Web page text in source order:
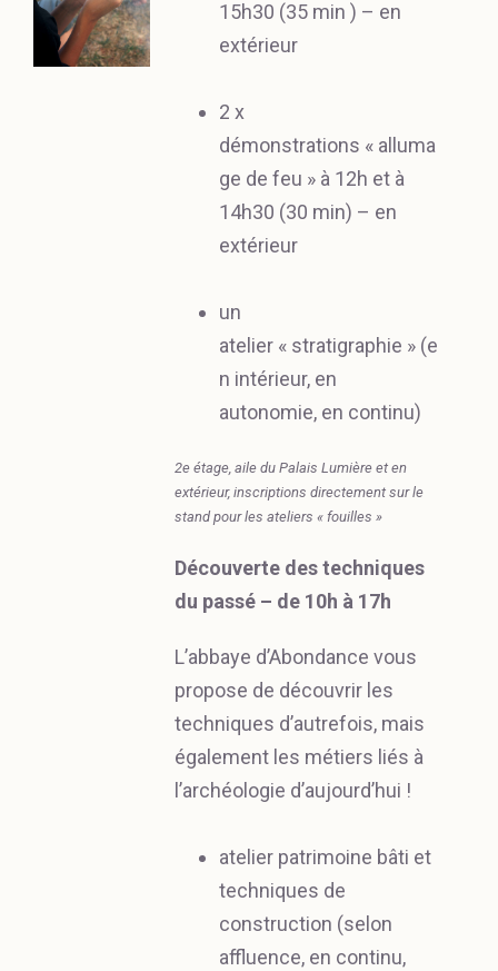
15h30 (35 min ) – en
extérieur
2 x
démonstrations « alluma
ge de feu » à 12h et à
14h30 (30 min) – en
extérieur
un
atelier « stratigraphie » (e
n intérieur, en
autonomie, en continu)
2e étage, aile du Palais Lumière et en
extérieur, inscriptions directement sur le
stand pour les ateliers « fouilles »
Découverte des techniques
du passé – de 10h à 17h
L’abbaye d’Abondance vous
propose de découvrir les
techniques d’autrefois, mais
également les métiers liés à
l’archéologie d’aujourd’hui !
atelier patrimoine bâti et
techniques de
construction (selon
affluence, en continu,